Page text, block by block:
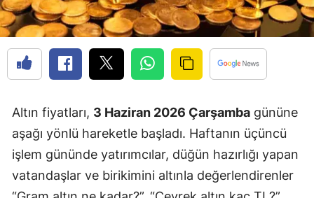
Altın fiyatları, 3 Haziran 2026 Çarşamba gününe
aşağı yönlü hareketle başladı. Haftanın üçüncü
işlem gününde yatırımcılar, düğün hazırlığı yapan
vatandaşlar ve birikimini altınla değerlendirenler